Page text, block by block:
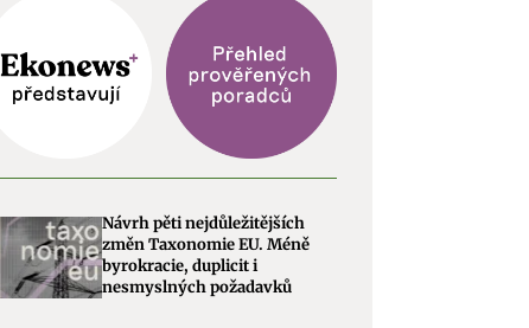
Návrh pěti nejdůležitějších
změn Taxonomie EU. Méně
byrokracie, duplicit i
nesmyslných požadavků